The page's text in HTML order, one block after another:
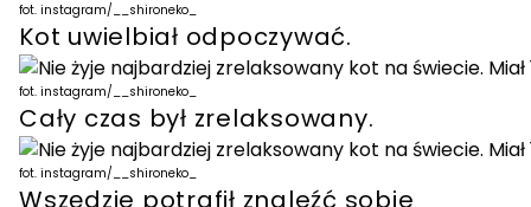
fot. instagram/__shironeko_
Kot uwielbiał odpoczywać.
fot. instagram/__shironeko_
Cały czas był zrelaksowany.
fot. instagram/__shironeko_